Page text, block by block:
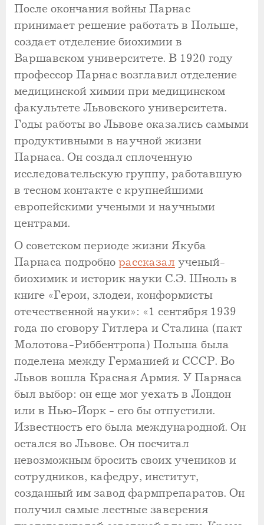
После окончания войны Парнас
принимает решение работать в Польше,
создает отделение биохимии в
Варшавском университете. В 1920 году
профессор Парнас возглавил отделение
медицинской химии при медицинском
факультете Львовского университета.
Годы работы во Львове оказались самыми
продуктивными в научной жизни
Парнаса. Он создал сплоченную
исследовательскую группу, работавшую
в тесном контакте с крупнейшими
европейскими учеными и научными
центрами.
О советском периоде жизни Якуба
Парнаса подробно рассказал ученый-
биохимик и историк науки С.Э. Шноль в
книге «Герои, злодеи, конформисты
отечественной науки»: «1 сентября 1939
года по сговору Гитлера и Сталина (пакт
Молотова-Риббентропа) Польша была
поделена между Германией и СССР. Во
Львов вошла Красная Армия. У Парнаса
был выбор: он еще мог уехать в Лондон
или в Нью-Йорк - его бы отпустили.
Известность его была международной. Он
остался во Львове. Он посчитал
невозможным бросить своих учеников и
сотрудников, кафедру, институт,
созданный им завод фармпрепаратов. Он
получил самые лестные заверения